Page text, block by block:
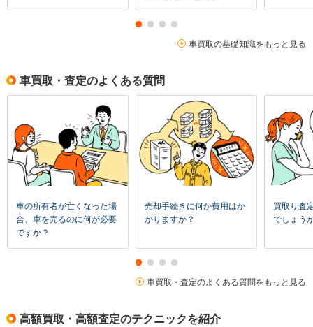
車買取の基礎知識をもっと見る
車買取・査定のよくある質問
車の所有者が亡くなった場
合、車を売るのに何が必要
ですか？
売却手続きに何か費用はか
かりますか？
買取り査
でしょう
車買取・査定のよくある質問をもっと見る
高額買取・高額査定のテクニックを紹介